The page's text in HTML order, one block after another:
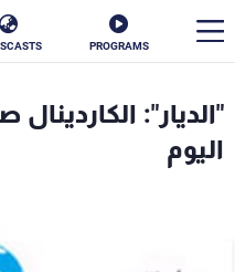
PROGRAMS
"الديار":
اليوم
الأخبار